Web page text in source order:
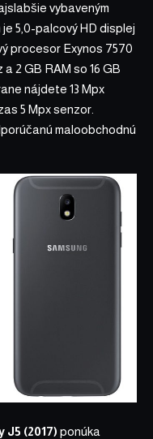
vybaveným
5,0-palcový HD displej
procesor Exynos 7570
2 GB RAM so 16 GB
nájdete 13 Mpx
5 Mpx senzor.
maloobchodnú
J5 (2017) ponúka